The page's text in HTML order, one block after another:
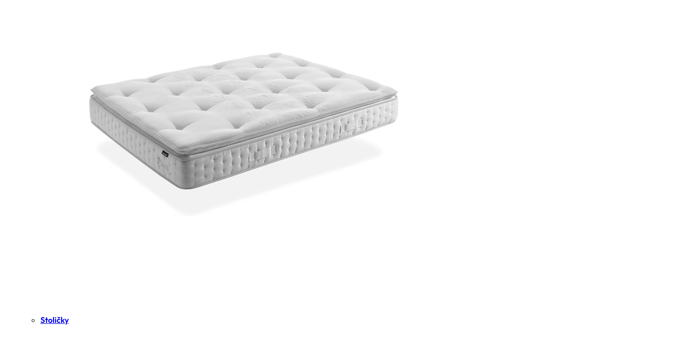
Stoličky